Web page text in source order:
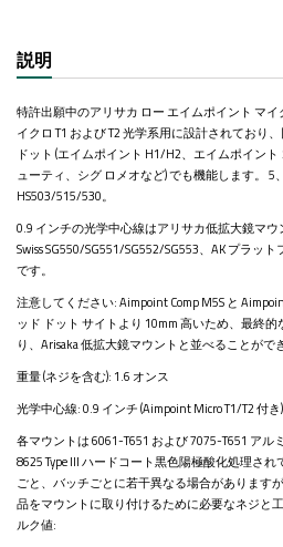
説明
特許出願中のアリサカ ロー エイムポイント マ
イクロ T1 および T2 光学系用に設計されており
ドット (エイムポイント H1/H2、エイムポイン
ューティ、シグ ロメオなど) でも機能します。
HS503/515/530。
0.9 インチの光学中心線はアリサカ低拡大鏡マウ
Swiss SG550/SG551/SG552/SG553、AK プラッ
です。
注意してください: Aimpoint Comp M5S と
ッド ドット サイトより 10mm 高いため、最終
り、Arisaka 低拡大鏡マウントと並べることがで
重量 (ネジを含む): 1.6 オンス
光学中心線: 0.9 インチ (Aimpoint Micro T1/T2 付き)
各マウントは 6061-T651 および 7075-T651 アル
8625 Type III ハードコート黒色陽極酸化処理さ
ごと、バッチごとに若干異なる場合があります
品をマウントに取り付けるために必要なネジと
ルク値: